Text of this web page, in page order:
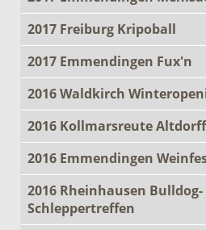
2017 Freiburg Kripoball
2017 Emmendingen Fux'n
2016 Waldkirch
2016 Kollmarsreute
2016 Emmendingen
2016 Rheinhausen
Schleppertreffen